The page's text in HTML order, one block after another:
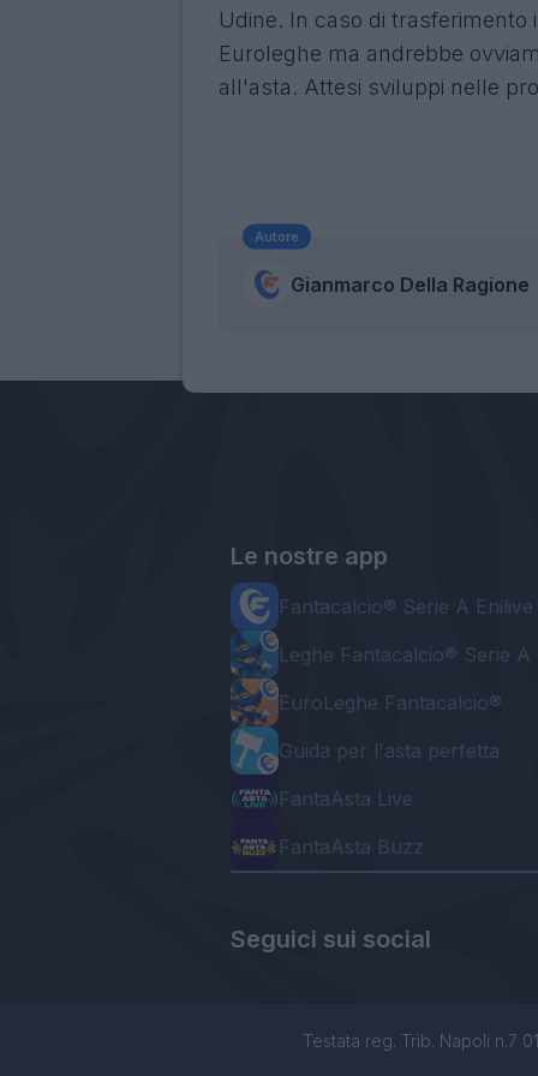
Udine. In caso di trasferimento
Euroleghe ma andrebbe
all'asta. Attesi sviluppi nelle
Autore
Gianmarco Della Ragione
Le nostre app
Fantacalcio® Serie A Enilive
Leghe Fantacalcio® Serie A
EuroLeghe Fantacalcio®
Guida per l'asta perfetta
FantaAsta Live
FantaAsta Buzz
Seguici sui social
Testata reg. Trib. Napoli n.7